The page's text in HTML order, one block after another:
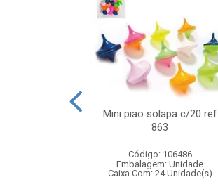
Mini piao solapa c/20 ref
863
Código: 106486
Embalagem: Unidade
Caixa Com: 24 Unidade(s)